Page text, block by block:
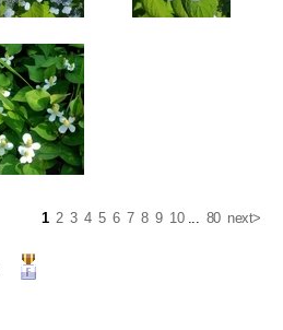
1 2 3 4 5 6 7 8 9 10... 80 next>